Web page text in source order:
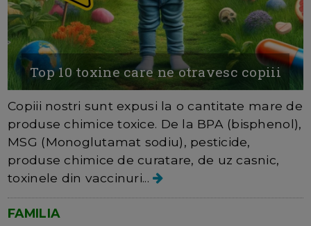
Top 10 toxine care ne otravesc copiii
Copiii nostri sunt expusi la o cantitate mare de
produse chimice toxice. De la BPA (bisphenol),
MSG (Monoglutamat sodiu), pesticide,
produse chimice de curatare, de uz casnic,
toxinele din vaccinuri...
FAMILIA